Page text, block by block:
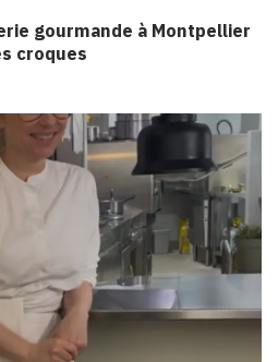
gourmande à Montpellier
croques